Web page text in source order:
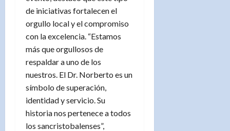
de iniciativas fortalecen el
orgullo local y el compromiso
con la excelencia. “Estamos
más que orgullosos de
respaldar a uno de los
nuestros. El Dr. Norberto es un
símbolo de superación,
identidad y servicio. Su
historia nos pertenece a todos
los sancristobalenses”,